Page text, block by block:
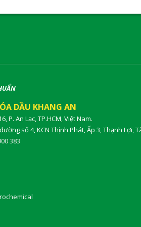
DẦU KHANG AN
P. An Lạc, TP.HCM, Việt Nam.
số 4, KCN Thịnh Phát, Ấp 3, Thạnh Lợi,
383